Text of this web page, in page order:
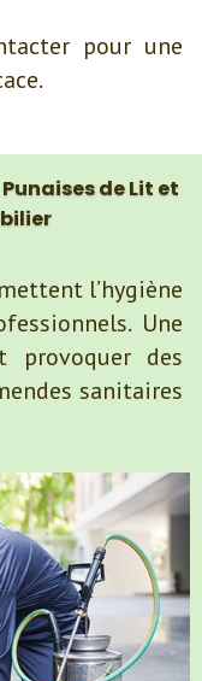
pour une
de Lit et
l’hygiène
Une
provoquer des
sanitaires